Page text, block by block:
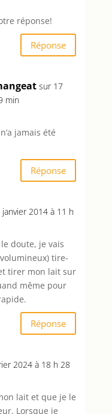
réponse!
Réponse
sur 17
min
jamais été
Réponse
2014 à 11 h
le doute, je vais
tire-
tirer mon lait sur
même pour
Réponse
2024 à 18 h 28
lait et que je le
Lorsque je